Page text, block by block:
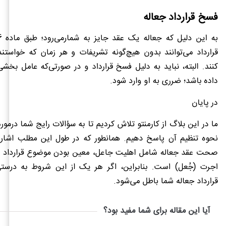
فسخ قرارداد جعاله
قرارداد می‌توانند بدون هیچ‌گونه تشریفات و هر زمان که
کنند. البته، نباید به دلیل فسخ قرارداد و در صورتی‌که عامل
داده باشد؛ ضرری به او وارد شود.
در پایان
ما در این بلاگ از کارمنتو تلاش کردیم تا به سؤالات رایج شما
نحوه تنظیم آن پاسخ دهیم. همانطور که در طول این مطلب
صحت عقد جعاله شامل اهلیت جاعل، معین بودن موضوع
اجرت (جُعل) است. بنابراین، اگر هر یک از این شروط به
قرارداد جعاله شما باطل می‌شود.
آیا این مقاله برای شما مفید بود؟